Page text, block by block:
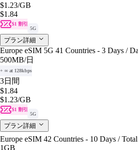
$1.23/GB
$1.84
$1 割引
5G
プラン詳細
Europe eSIM 5G 41 Countries - 3 Days /
500MB/日
+ ∞ at 128kbps
3日間
$1.84
$1.23/GB
$1 割引
5G
プラン詳細
Europe eSIM 42 Countries - 10 Days /
1GB